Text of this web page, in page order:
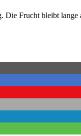
Die Frucht bleibt lange